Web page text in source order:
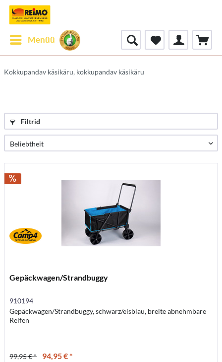
Menüü
Kokkupandav käsikäru, kokkupandav käsikäru
Filtrid
Gepäckwagen/Strandbuggy
910194
Gepäckwagen/Strandbuggy, schwarz/eisblau, breite abnehmbare
Reifen
99,95 € * 94,95 € *